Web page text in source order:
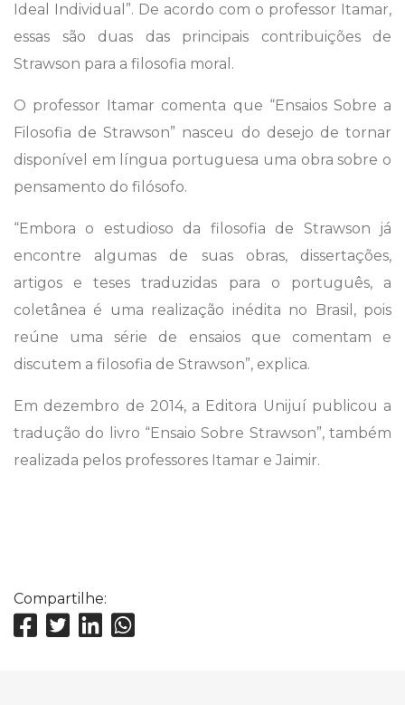
Ideal Individual”. De acordo com o professor Itamar,
essas são duas das principais contribuições de
Strawson para a filosofia moral.
O professor Itamar comenta que “Ensaios Sobre a
Filosofia de Strawson” nasceu do desejo de tornar
disponível em língua portuguesa uma obra sobre o
pensamento do filósofo.
“Embora o estudioso da filosofia de Strawson já
encontre algumas de suas obras, dissertações,
artigos e teses traduzidas para o português, a
coletânea é uma realização inédita no Brasil, pois
reúne uma série de ensaios que comentam e
discutem a filosofia de Strawson”, explica.
Em dezembro de 2014, a Editora Unijuí publicou a
tradução do livro “Ensaio Sobre Strawson”, também
realizada pelos professores Itamar e Jaimir.
Compartilhe: